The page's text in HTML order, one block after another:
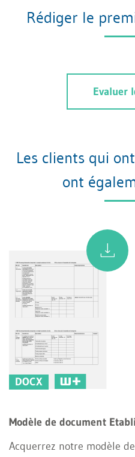
Rédiger le
Evaluer
Les clients qui
ont
DOCX
Modèle de document
Acquerrez notre modèle